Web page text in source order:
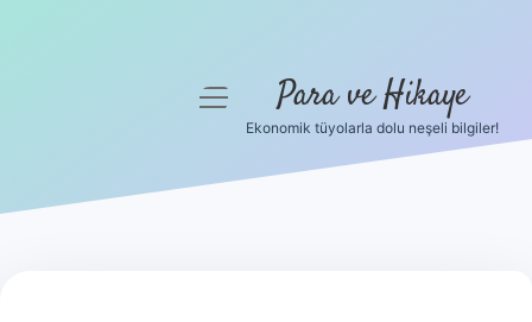
menüyü
Para ve Hikaye
Ekonomik tüyolarla dolu neşeli bilgiler!